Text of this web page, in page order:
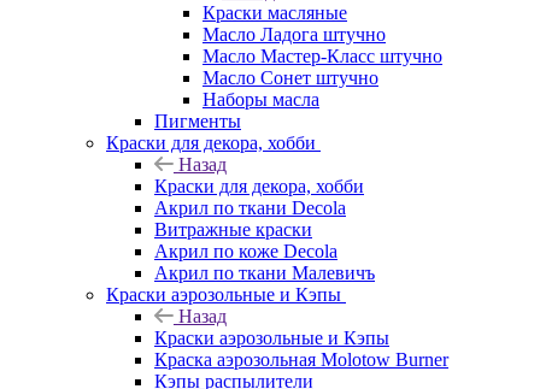
Краски масляные
Масло Ладога штучно
Масло Мастер-Класс штучно
Масло Сонет штучно
Наборы масла
Пигменты
Краски для декора, хобби
Назад
Краски для декора, хобби
Акрил по ткани Decola
Витражные краски
Акрил по коже Decola
Акрил по ткани Малевичъ
Краски аэрозольные и Кэпы
Назад
Краски аэрозольные и Кэпы
Краска аэрозольная Molotow Burner
Кэпы распылители